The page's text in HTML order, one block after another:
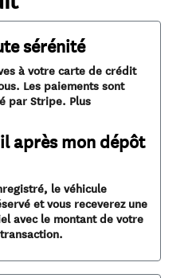
sérénité
à votre carte de crédit
Les paiements sont
par Stripe. Plus
après mon dépôt
le véhicule
et vous receverez une
avec le montant de votre